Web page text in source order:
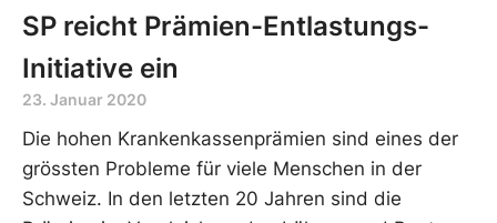
SP reicht Prämien-Entlastungs-
Initiative ein
23. Januar 2020
Die hohen Krankenkassenprämien sind eines der
grössten Probleme für viele Menschen in der
Schweiz. In den letzten 20 Jahren sind die